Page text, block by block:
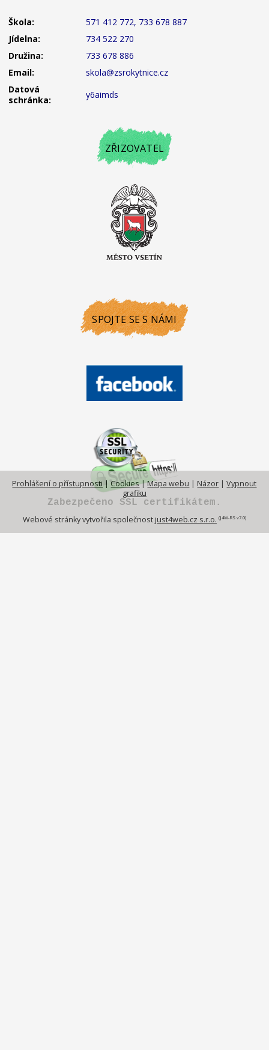
Škola:
571 412 772, 733 678 887
Jídelna:
734 522 270
Družina:
733 678 886
Email:
skola@zsrokytnice.cz
Datová
schránka:
y6aimds
ZŘIZOVATEL
SPOJTE SE S NÁMI
Zabezpečeno SSL certifikátem.
Prohlášení o přístupnosti |Cookies|Mapa webu | Názor |Vypnout
grafiku
Webové stránky vytvořila společnost just4web.cz s.r.o. (J4W-RS v7.0)